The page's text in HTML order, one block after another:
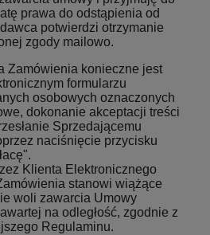
prawa do odstąpienia od
potwierdzi otrzymanie
zgody mailowo.
Zamówienia konieczne jest
formularzu
osobowych oznaczonych
dokonanie akceptacji treści
Sprzedającemu
naciśnięcie przycisku
Klienta Elektronicznego
stanowi wiążące
woli zawarcia Umowy
na odległość, zgodnie z
Regulaminu.